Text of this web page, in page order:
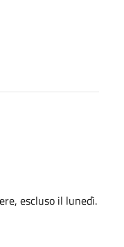
escluso il lunedì.